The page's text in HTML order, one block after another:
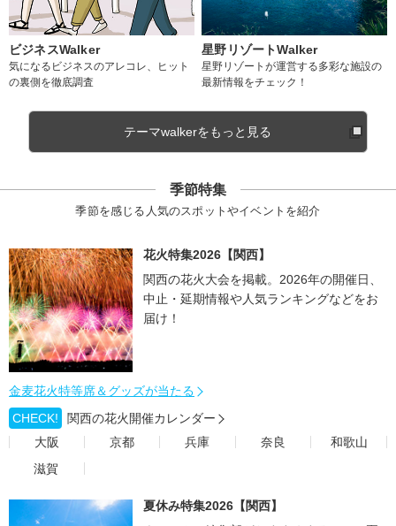
ビジネスWalker
気になるビジネスのアレコレ、ヒット
の裏側を徹底調査
星野リゾートWalker
星野リゾートが運営する多彩な施設の
最新情報をチェック！
テーマwalkerをもっと見る
季節特集
季節を感じる人気のスポットやイベントを紹介
花火特集2026【関西】
関西の花火大会を掲載。2026年の開催日、
中止・延期情報や人気ランキングなどをお
届け！
金麦花火特等席＆グッズが当たる
CHECK!
関西の花火開催カレンダー
大阪
京都 兵庫 奈良
和歌山
滋賀
夏休み特集2026【関西】